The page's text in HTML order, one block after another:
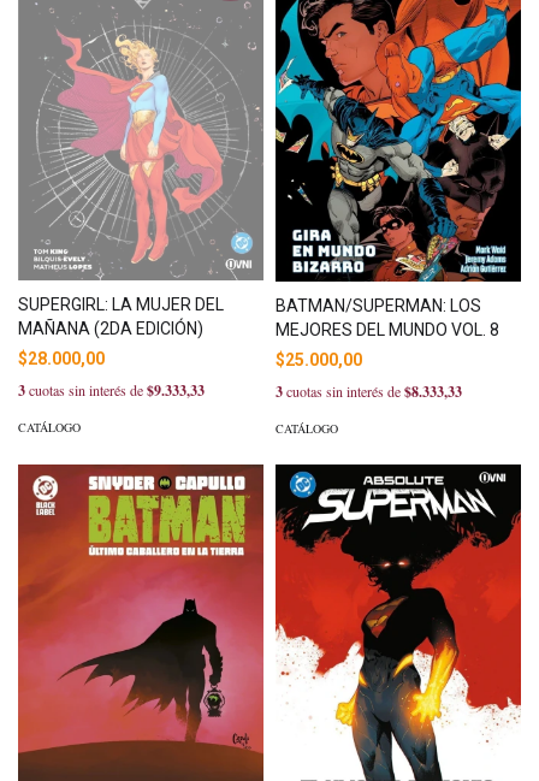
SUPERGIRL: LA MUJER DEL
MAÑANA (2DA EDICIÓN)
$28.000,00
3cuotas sin interés de$9.333,33
CATÁLOGO
BATMAN/SUPERMAN: LOS
MEJORES DEL MUNDO VOL. 8
$25.000,00
3cuotas sin interés de$8.333,33
CATÁLOGO